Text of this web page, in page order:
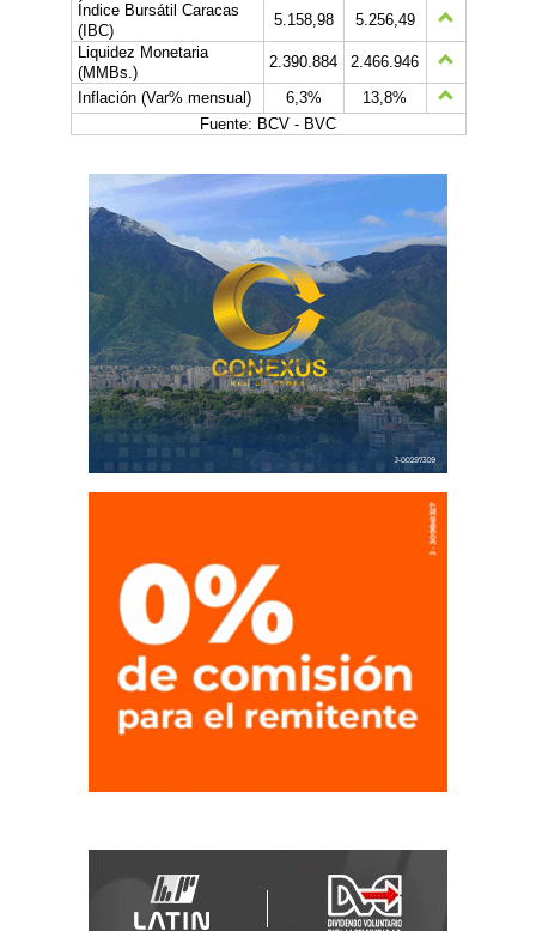
Índice Bursátil Caracas
(IBC)
5.158,98
5.256,49
Liquidez Monetaria
(MMBs.)
2.390.884
2.466.946
Inflación (Var% mensual)
6,3%
13,8%
Fuente: BCV - BVC